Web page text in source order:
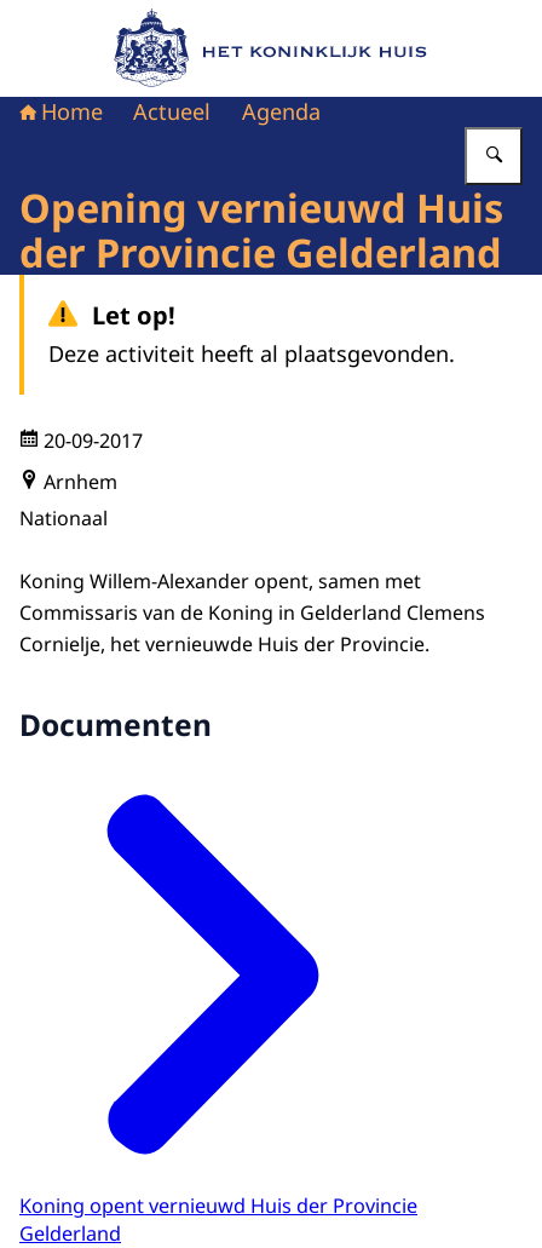
Naar de homepage van Het Koninklijk Huis
Home Actueel Agenda
Opening vernieuwd Huis
der Provincie Gelderland
Let op!
Deze activiteit heeft al plaatsgevonden.
20-09-2017
Arnhem
Nationaal
Koning Willem-Alexander opent, samen met
Commissaris van de Koning in Gelderland Clemens
Cornielje, het vernieuwde Huis der Provincie.
Documenten
Koning opent vernieuwd Huis der Provincie
Gelderland